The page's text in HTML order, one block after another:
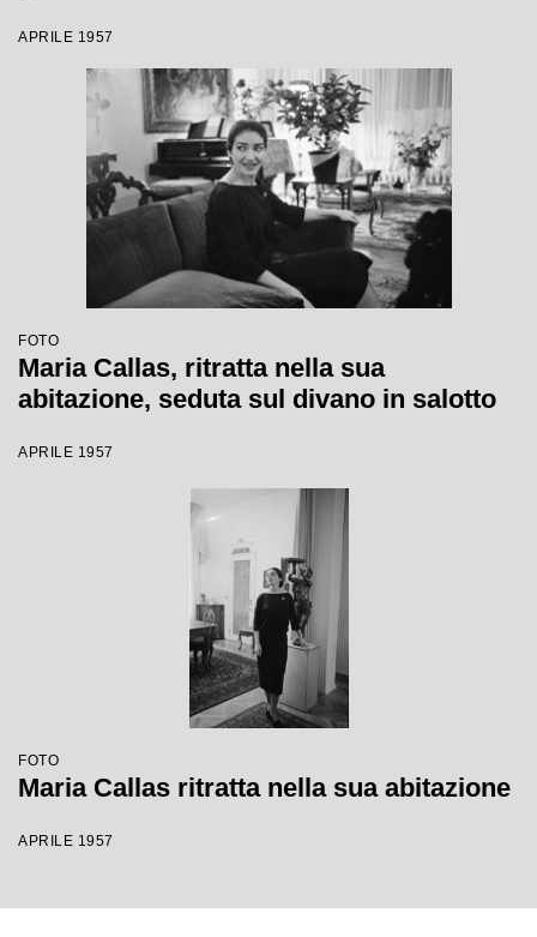
APRILE 1957
FOTO
Maria Callas, ritratta nella sua
abitazione, seduta sul divano in salotto
APRILE 1957
FOTO
Maria Callas ritratta nella sua abitazione
APRILE 1957